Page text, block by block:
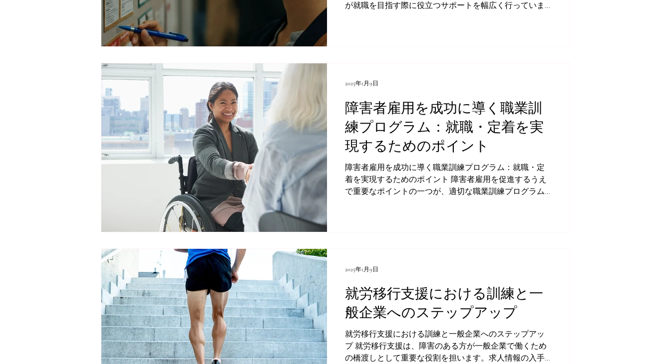
が就職を目指す際に役立つサポートを幅広く行っていま
障害者雇用を成功に導く職業訓
練プログラム：就職・定着を実
現するためのポイント
障害者雇用を成功に導く職業訓練プログラム：就職・定
着を実現するためのポイント 障害者雇用を促進するうえ
で重要なポイントの一つが、適切な職業訓練プログラム
2025年1月9日
就労移行支援における訓練と一
般企業へのステップアップ
就労移行支援における訓練と一般企業へのステップアッ
プ 就労移行支援は、障害のある方が一般企業で働くため
の橋渡しとして重要な役割を担います。求人情報の入手
2025年1月9日